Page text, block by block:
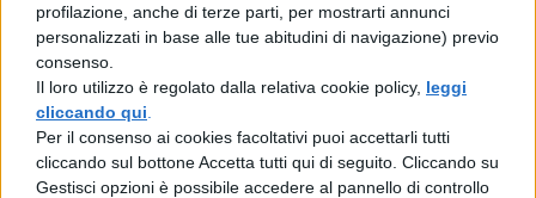
profilazione, anche di terze parti, per mostrarti annunci
personalizzati in base alle tue abitudini di navigazione) previo
consenso.
Il loro utilizzo è regolato dalla relativa cookie policy, leggi
cliccando qui
Per il consenso ai cookies facoltativi puoi accettarli tutti
cliccando sul bottone Accetta tutti qui di seguito. Cliccando su
Gestisci opzioni è possibile accedere al pannello di controllo
abbiano il supremo potere militare, a
nessuno siano soggetti; sia loro suprema
legge la salute del popolo. "